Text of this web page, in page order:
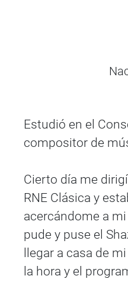
Estudió en el
compositor de
Cierto día me
RNE Clásica y
acercándome a
pude y puse el
llegar a casa de
la hora y el